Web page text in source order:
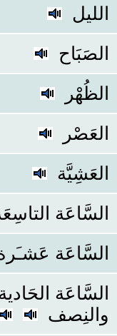
الليل
الصَبَاح
الظُهْر
العَصْر
العَشِيَّة
السَّاعَة
السَّاعَة
السَّاعَة
والنِصف